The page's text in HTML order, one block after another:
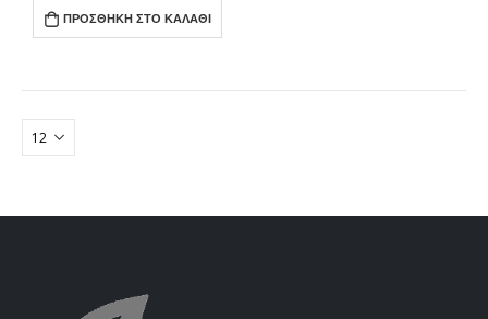
ΠΡΟΣΘΉΚΗ ΣΤΟ ΚΑΛΆΘΙ